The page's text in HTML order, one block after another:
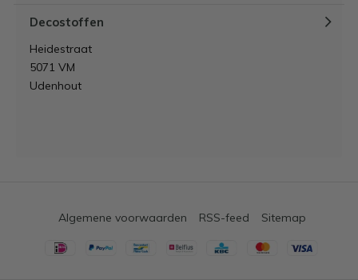
Decostoffen
Heidestraat
5071 VM
Udenhout
Algemene voorwaarden RSS-feed Sitemap